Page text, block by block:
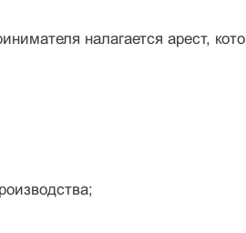
налагается арест,